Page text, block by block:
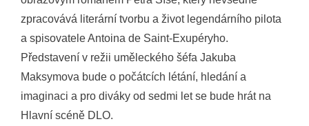
zpracovává literární tvorbu a život legendárního pilota
a spisovatele Antoina de Saint-Exupéryho.
Představení v režii uměleckého šéfa Jakuba
Maksymova bude o počátcích létání, hledání a
imaginaci a pro diváky od sedmi let se bude hrát na
Hlavní scéně DLO.